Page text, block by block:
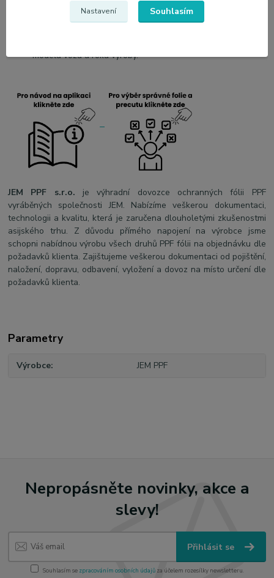
Pozitivní názory od spokojených zákazníků.
modelu vozu a roku výroby.
JEM PPF s.r.o. je výhradní dovozce ochranných fólii PPF
vyráběných společnosti JEM. Nabízíme veškerou dokumentaci,
technologii a kvalitu, která je zaručena dlouholetými zkušenostmi
asijského trhu. Z důvodu přímého napojení na výrobce jsme
schopni nabídnou výrobu všech druhů PPF fólii na objednávku dle
požadavků klienta. Zajištujeme veškerou dokumentaci od pojištění,
naložení, dopravu, odbavení, vyložení a dovoz na místo určení dle
požadavků klienta.
Parametry
Výrobce JEM PPF
Nepropásněte novinky, akce a
slevy!
Přihlásit se
Souhlasím se zpracováním osobních údajůza účelem rozesílky newsletteru.
Nastavení Souhlasím